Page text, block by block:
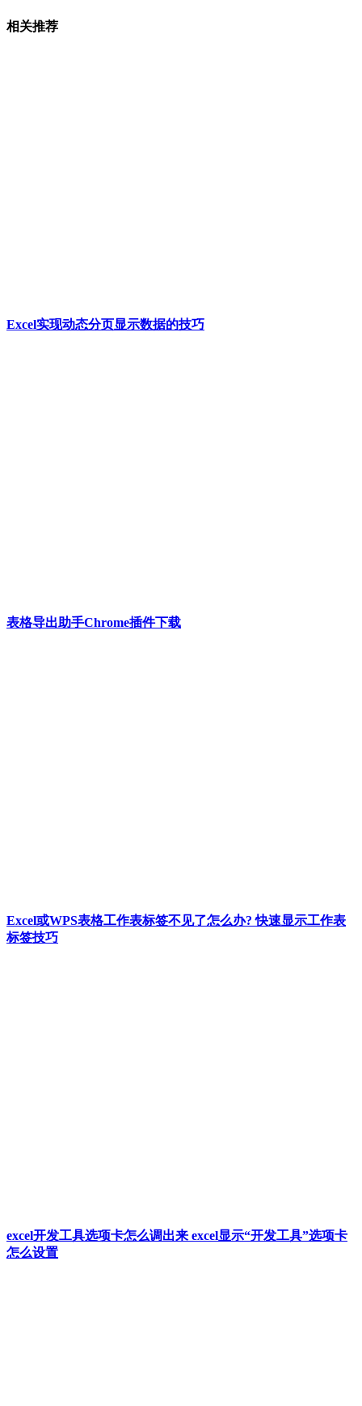
相关推荐
Excel实现动态分页显示数据的技巧
表格导出助手Chrome插件下载
Excel或WPS表格工作表标签不见了怎么办? 快速显示工作表
标签技巧
excel开发工具选项卡怎么调出来 excel显示“开发工具”选项卡
怎么设置